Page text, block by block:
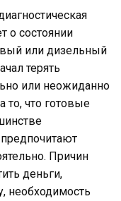
о состоянии
или дизельный
терять
или неожиданно
то, что готовые
Причин
деньги,
необходимость